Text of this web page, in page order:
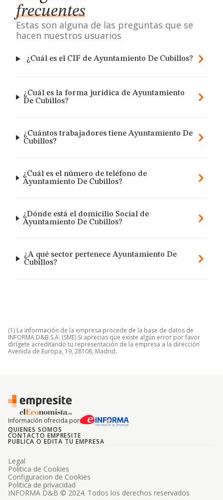
frecuentes
Estas son alguna de las preguntas que se
hacen nuestros usuarios
¿Cuál es el CIF de Ayuntamiento De Cubillos?
¿Cuál es la forma jurídica de Ayuntamiento
De Cubillos?
¿Cuántos trabajadores tiene Ayuntamiento De
Cubillos?
¿Cuál es el número de teléfono de
Ayuntamiento De Cubillos?
¿Dónde está el domicilio Social de
Ayuntamiento De Cubillos?
¿A qué sector pertenece Ayuntamiento De
Cubillos?
(1) La información de la empresa procede de la base de datos de
INFORMA D&B S.A. (SME) Si aprecias que existe algún error por favor
dirígete acreditando tu representación de la empresa a la dirección
Avenida de Europa, 19, 28108, Madrid.
Información ofrecida por
QUIENES SOMOS
CONTACTO EMPRESITE
PUBLICA O EDITA TU EMPRESA
INFORMA D&B © 2024. Todos los derechos reservados
Legal
Politica de Cookies
Configuracion de Cookies
Politica de privacidad